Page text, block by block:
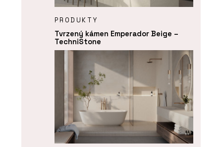
PRODUKTY
Tvrzený kámen Emperador Beige –
TechniStone